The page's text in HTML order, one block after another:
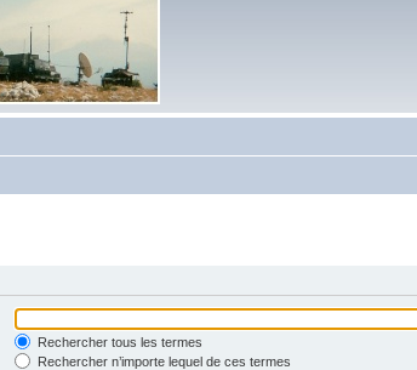
Rechercher tous les termes
Rechercher n’importe lequel de ces termes